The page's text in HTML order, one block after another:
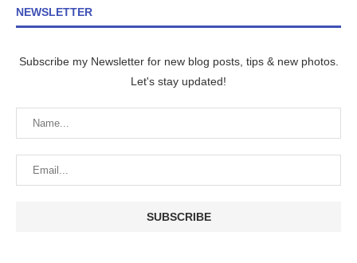
NEWSLETTER
Subscribe my Newsletter for new blog posts, tips & new photos.
Let's stay updated!